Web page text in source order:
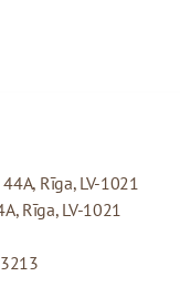
Rīga, LV-1021
Rīga, LV-1021